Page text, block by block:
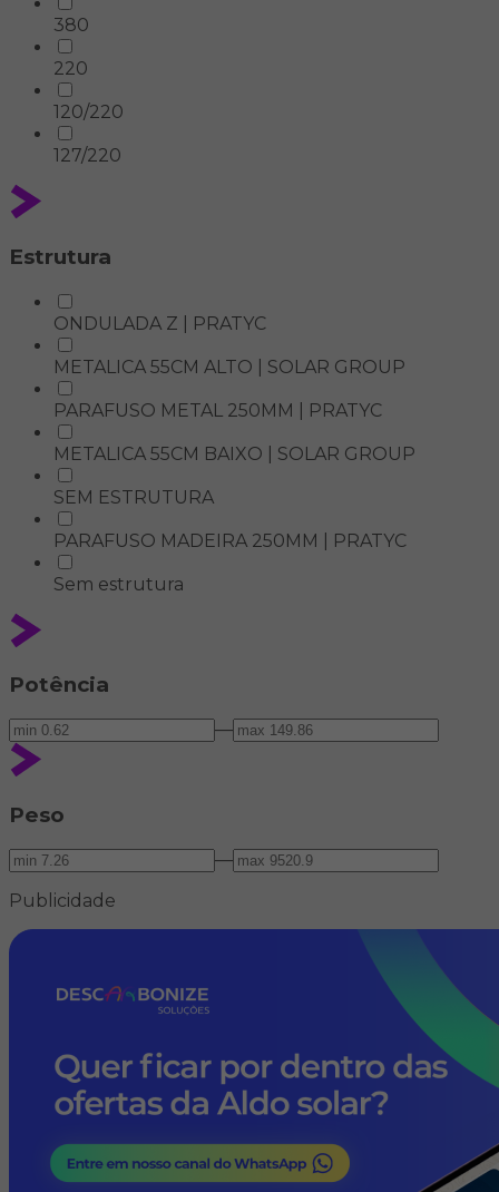
380
220
120/220
127/220
Estrutura
ONDULADA Z | PRATYC
METALICA 55CM ALTO | SOLAR GROUP
PARAFUSO METAL 250MM | PRATYC
METALICA 55CM BAIXO | SOLAR GROUP
SEM ESTRUTURA
PARAFUSO MADEIRA 250MM | PRATYC
Sem estrutura
Potência
—
Peso
—
Publicidade